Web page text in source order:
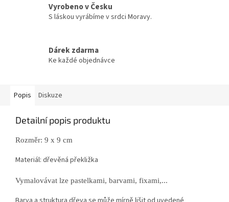
Vyrobeno v Česku
S láskou vyrábíme v srdci Moravy.
Dárek zdarma
Ke každé objednávce
Popis Diskuze
Detailní popis produktu
Rozměr: 9 x 9 cm
Materiál: dřevěná překližka
Vymalovávat lze pastelkami, barvami, fixami,...